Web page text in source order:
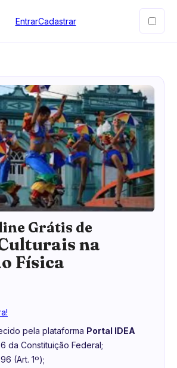
EntrarCadastrar
Grátis de
na
Física
pela plataforma Portal IDEA
da Constituição Federal;
(Art. 1º);